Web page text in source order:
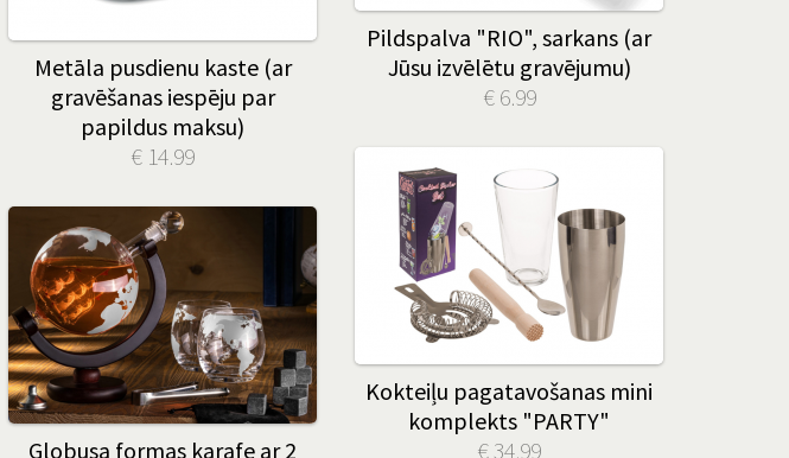
Pildspalva "RIO", sarkans (ar
Jūsu izvēlētu gravējumu)
€ 6.99
Metāla pusdienu kaste (ar
gravēšanas iespēju par
papildus maksu)
€ 14.99
Kokteiļu pagatavošanas mini
komplekts "PARTY"
€ 34.99
Globusa formas karafe ar 2